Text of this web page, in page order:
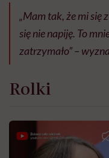
„Mam tak, że mi się
się nie napiję. To
zatrzymało” –
Rolki